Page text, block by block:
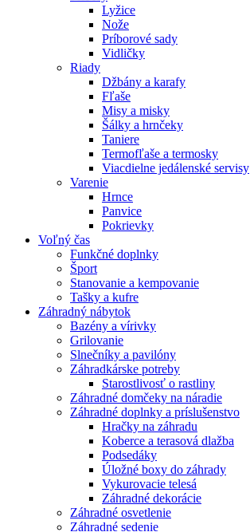
Lyžice
Nože
Príborové sady
Vidličky
Riady
Džbány a karafy
Fľaše
Misy a misky
Šálky a hrnčeky
Taniere
Termofľaše a termosky
Viacdielne jedálenské servisy
Varenie
Hrnce
Panvice
Pokrievky
Voľný čas
Funkčné doplnky
Šport
Stanovanie a kempovanie
Tašky a kufre
Záhradný nábytok
Bazény a vírivky
Grilovanie
Slnečníky a pavilóny
Záhradkárske potreby
Starostlivosť o rastliny
Záhradné domčeky na náradie
Záhradné doplnky a príslušenstvo
Hračky na záhradu
Koberce a terasová dlažba
Podsedáky
Úložné boxy do záhrady
Vykurovacie telesá
Záhradné dekorácie
Záhradné osvetlenie
Záhradné sedenie